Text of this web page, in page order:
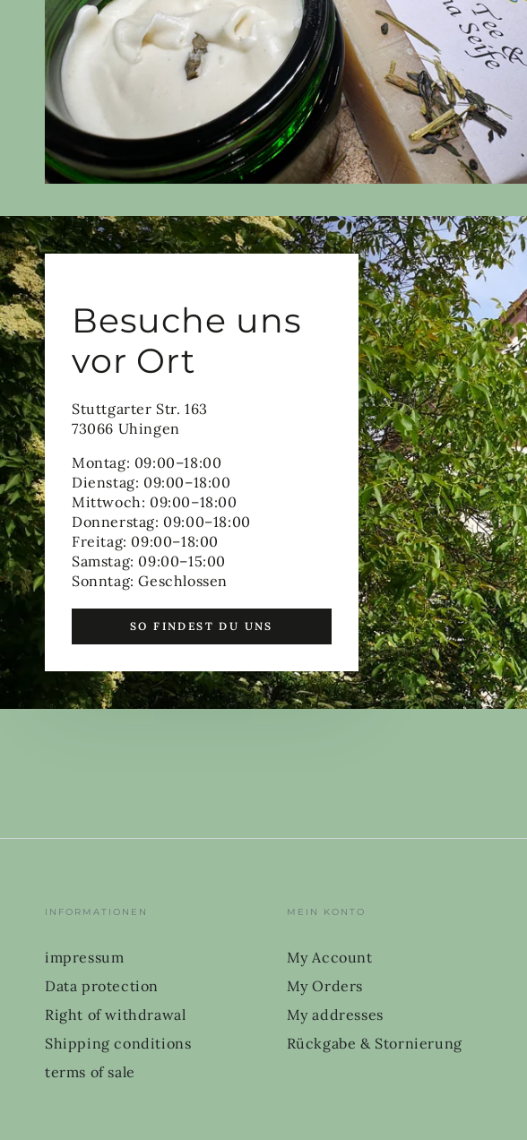
Besuche uns
vor Ort
Stuttgarter Str. 163
73066 Uhingen
Montag: 09:00–18:00
Dienstag: 09:00–18:00
Mittwoch: 09:00–18:00
Donnerstag: 09:00–18:00
Freitag: 09:00–18:00
Samstag: 09:00–15:00
Sonntag: Geschlossen
SO FINDEST DU UNS
INFORMATIONEN
impressum
Data protection
Right of withdrawal
Shipping conditions
terms of sale
MEIN KONTO
My Account
My Orders
My addresses
Rückgabe & Stornierung